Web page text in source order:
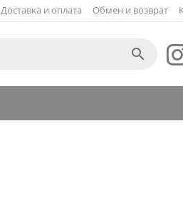
Доставка и оплата Обмен и возврат
